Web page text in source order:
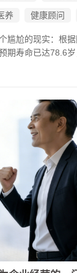
养 健康顾问
尴尬的现实：根
期寿命已达78.6岁
人的事。父母的血
每年体检后的异常
直接关系到整个家
健康管理服务有
理领域的专业服务
计服务大中型企
事长家庭已超过
系究竟能解决哪些